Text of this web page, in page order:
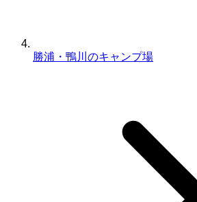
勝浦・鴨川のキャンプ場